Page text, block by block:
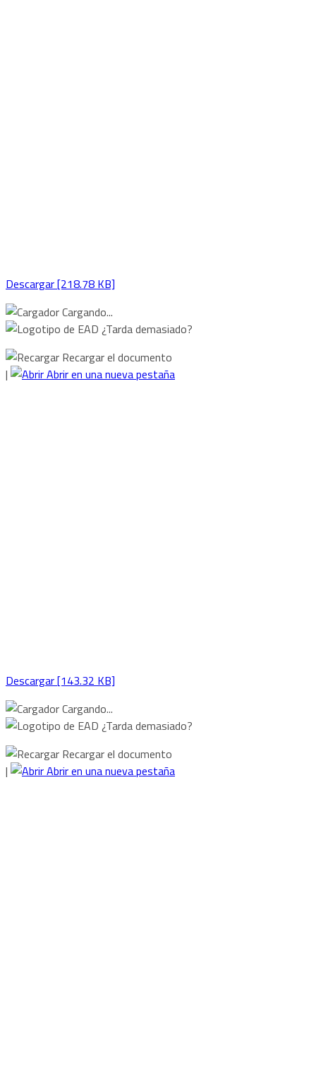
Descargar [218.78 KB]
Cargando...
¿Tarda demasiado?
Recargar el documento
|
Abrir en una nueva pestaña
Descargar [143.32 KB]
Cargando...
¿Tarda demasiado?
Recargar el documento
|
Abrir en una nueva pestaña